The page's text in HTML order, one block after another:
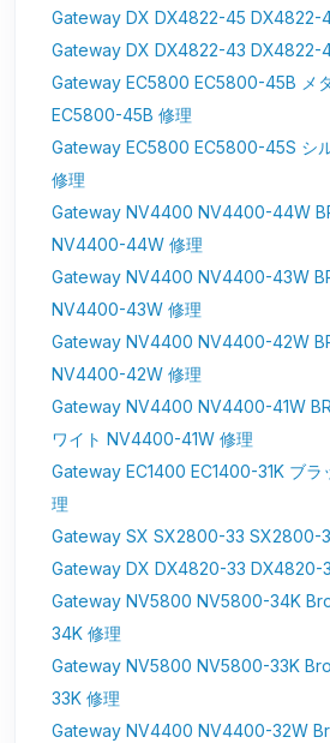
Gateway DX DX4822-45 DX4822-
Gateway DX DX4822-43 DX4822-
Gateway EC5800 EC5800-45B メ
EC5800-45B 修理
Gateway EC5800 EC5800-45S シ
修理
Gateway NV4400 NV4400-44W
NV4400-44W 修理
Gateway NV4400 NV4400-43W
NV4400-43W 修理
Gateway NV4400 NV4400-42W
NV4400-42W 修理
Gateway NV4400 NV4400-41W
ワイト NV4400-41W 修理
Gateway EC1400 EC1400-31K ブラ
理
Gateway SX SX2800-33 SX2800-
Gateway DX DX4820-33 DX4820-
Gateway NV5800 NV5800-34K
34K 修理
Gateway NV5800 NV5800-33K
33K 修理
Gateway NV4400 NV4400-32W